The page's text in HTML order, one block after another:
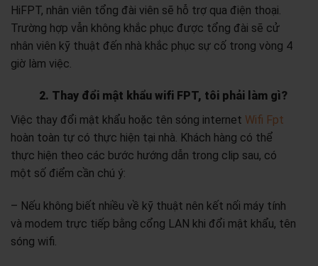
HiFPT, nhân viên tổng đài viên sẽ hỗ trợ qua điện thoại.
Trường hợp vẫn không khắc phục được tổng đài sẽ cử
nhân viên kỹ thuật đến nhà khắc phục sự cố trong vòng 4
giờ làm việc.
2. Thay đổi mật khẩu wifi FPT, tôi phải làm gì?
Việc thay đổi mật khẩu hoặc tên sóng internet Wifi Fpt
hoàn toàn tự có thực hiện tại nhà. Khách hàng có thể
thực hiện theo các bước hướng dẫn trong clip sau, có
một số điểm cần chú ý:
– Nếu không biết nhiều về kỹ thuật nên kết nối máy tính
và modem trực tiếp bằng cổng LAN khi đổi mật khẩu, tên
sóng wifi.